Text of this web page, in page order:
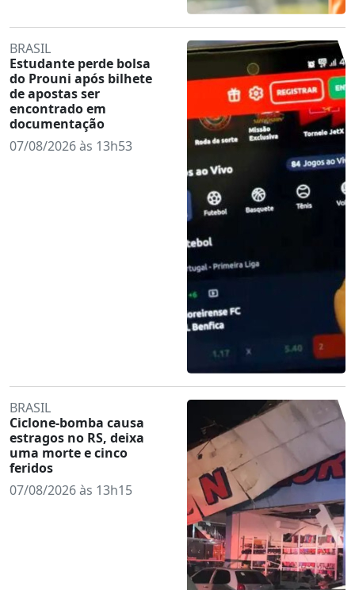
BRASIL
Estudante perde bolsa
do Prouni após bilhete
de apostas ser
encontrado em
documentação
07/08/2026 às 13h53
BRASIL
Ciclone-bomba causa
estragos no RS, deixa
uma morte e cinco
feridos
07/08/2026 às 13h15